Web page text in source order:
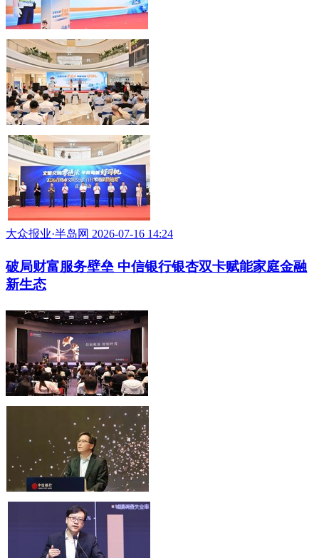
大众报业·半岛网 2026-07-16 14:24
破局财富服务壁垒 中信银行银杏双卡赋能家庭金融
新生态